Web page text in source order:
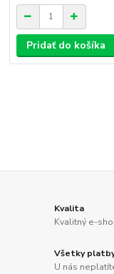
Pridať do košíka
Kvalita
Kvalitný e-
Všetky
U nás